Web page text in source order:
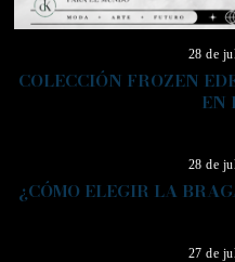
28 de
COLECCIÓN FROZEN
EN
28 de
¿CÓMO ELEGIR LA
27 de